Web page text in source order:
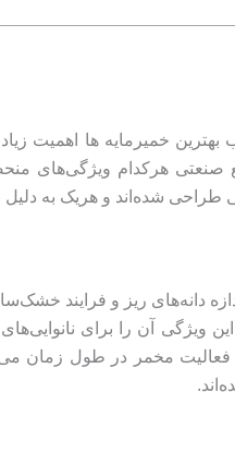
بهترین خمیرمایه‌ ها اهمیت
هرکدام ویژگی‌های
طراحی شده‌اند و هریک به
دانه‌های ریز و فرایند
فعالیت مخمر در طول زمان